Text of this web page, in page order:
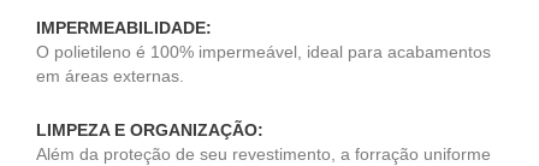
IMPERMEABILIDADE:
O polietileno é 100% impermeável, ideal para acabamentos
em áreas externas.
LIMPEZA E ORGANIZAÇÃO:
Além da proteção de seu revestimento, a forração uniforme